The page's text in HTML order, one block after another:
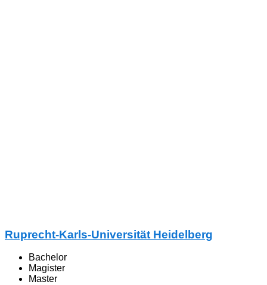
Ruprecht-Karls-Universität Heidelberg
Bachelor
Magister
Master